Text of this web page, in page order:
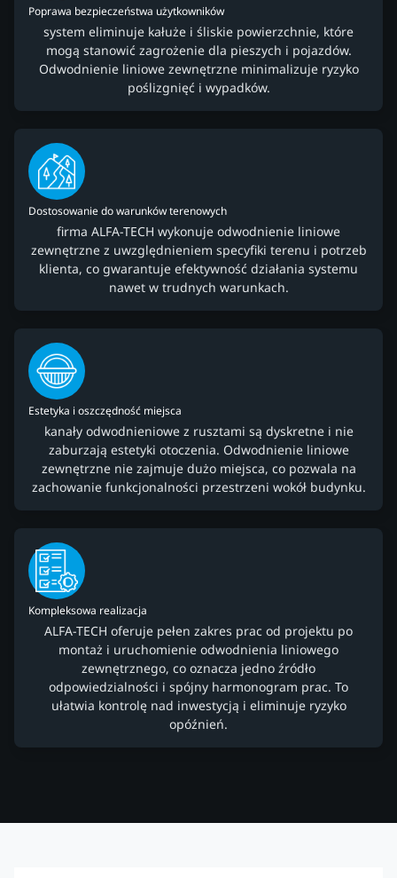
Poprawa bezpieczeństwa użytkowników
system eliminuje kałuże i śliskie powierzchnie, które
mogą stanowić zagrożenie dla pieszych i pojazdów.
Odwodnienie liniowe zewnętrzne minimalizuje ryzyko
poślizgnięć i wypadków.
Dostosowanie do warunków terenowych
firma ALFA-TECH wykonuje odwodnienie liniowe
zewnętrzne z uwzględnieniem specyfiki terenu i potrzeb
klienta, co gwarantuje efektywność działania systemu
nawet w trudnych warunkach.
Estetyka i oszczędność miejsca
kanały odwodnieniowe z rusztami są dyskretne i nie
zaburzają estetyki otoczenia. Odwodnienie liniowe
zewnętrzne nie zajmuje dużo miejsca, co pozwala na
zachowanie funkcjonalności przestrzeni wokół budynku.
Kompleksowa realizacja
ALFA-TECH oferuje pełen zakres prac od projektu po
montaż i uruchomienie odwodnienia liniowego
zewnętrznego, co oznacza jedno źródło
odpowiedzialności i spójny harmonogram prac. To
ułatwia kontrolę nad inwestycją i eliminuje ryzyko
opóźnień.